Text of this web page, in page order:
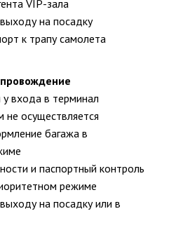
VIP-зала
на посадку
к трапу самолета
у входа в терминал
осуществляется
багажа в
и паспортный контроль
режиме
на посадку или в